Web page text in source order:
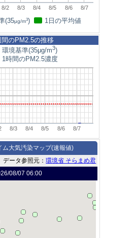
8/2 8/3 8/4 8/5 8/6 8/7
(35μg/m3) 1日の平均値
8/3 8/4 8/5 8/6 8/7
間のPM2.5の推移
環境基準(35μg/m3)
1時間のPM2.5濃度
ム大気汚染マップ(速報値)
データ参照元：環境省 そらまめ君
08/07 06:00